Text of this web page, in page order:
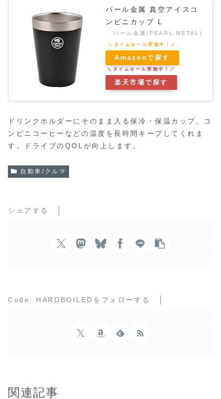
パール金属 真空アイスコ
ンビニカップ L
パール金属(PEARL METAL)
Amazonで探す
楽天市場で探す
ドリンクホルダーにそのまま入る保冷・保温カップ。コ
ンビニコーヒーなどの温度を長時間キープしてくれま
す。ドライブのQOLが向上します。
自動車/クルマ
シェアする
Code: HARDBOILEDをフォローする
関連記事